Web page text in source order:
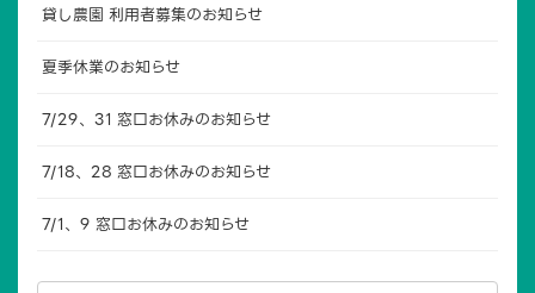
貸し農園 利用者募集のお知らせ
夏季休業のお知らせ
7/29、31 窓口お休みのお知らせ
7/18、28 窓口お休みのお知らせ
7/1、9 窓口お休みのお知らせ